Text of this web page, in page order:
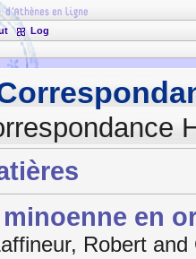
Log
en
Robert